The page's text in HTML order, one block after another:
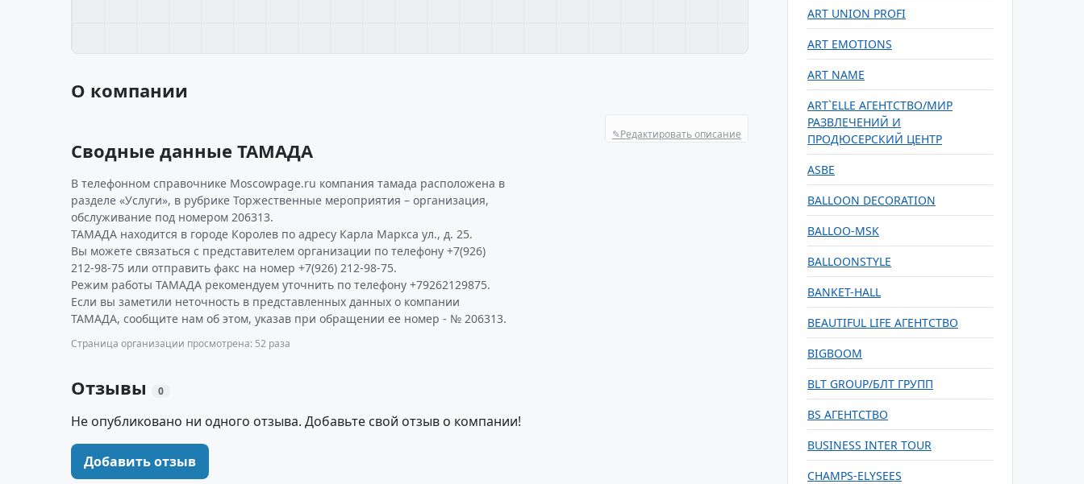
О компании
✎Редактировать описание
Сводные данные ТАМАДА
В телефонном справочнике Moscowpage.ru компания тамада расположена в
разделе «Услуги», в рубрике Торжественные мероприятия – организация,
обслуживание под номером 206313.
ТАМАДА находится в городе Королев по адресу Карла Маркса ул., д. 25.
Вы можете связаться с представителем организации по телефону +7(926)
212-98-75 или отправить факс на номер +7(926) 212-98-75.
Режим работы ТАМАДА рекомендуем уточнить по телефону +79262129875.
Если вы заметили неточность в представленных данных о компании
ТАМАДА, сообщите нам об этом, указав при обращении ее номер - № 206313.
Страница организации просмотрена: 52 раза
Отзывы 0
Не опубликовано ни одного отзыва. Добавьте свой отзыв о компании!
Добавить отзыв
ART UNION PROFI
ART EMOTIONS
ART NAME
ART`ELLE АГЕНТСТВО/МИР
РАЗВЛЕЧЕНИЙ И
ПРОДЮСЕРСКИЙ ЦЕНТР
ASBE
BALLOON DECORATION
BALLOO-MSK
BALLOONSTYLE
BANKET-HALL
BEAUTIFUL LIFE АГЕНТСТВО
BIGBOOM
BLT GROUP/БЛТ ГРУПП
BS АГЕНТСТВО
BUSINESS INTER TOUR
CHAMPS-ELYSEES